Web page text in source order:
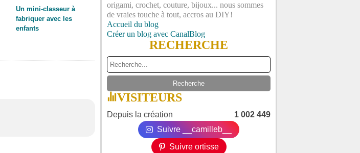
Un mini-classeur à
fabriquer avec les
enfants
origami, crochet, couture, bijoux... nous sommes
de vraies touche à tout, accros au DIY!
Accueil du blog
Créer un blog avec CanalBlog
RECHERCHE
VISITEURS
Depuis la création
1 002 449
Suivre __camilleb__
Suivre ortisse